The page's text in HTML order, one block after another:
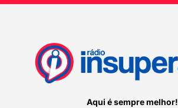
Aqui é sempre melhor!